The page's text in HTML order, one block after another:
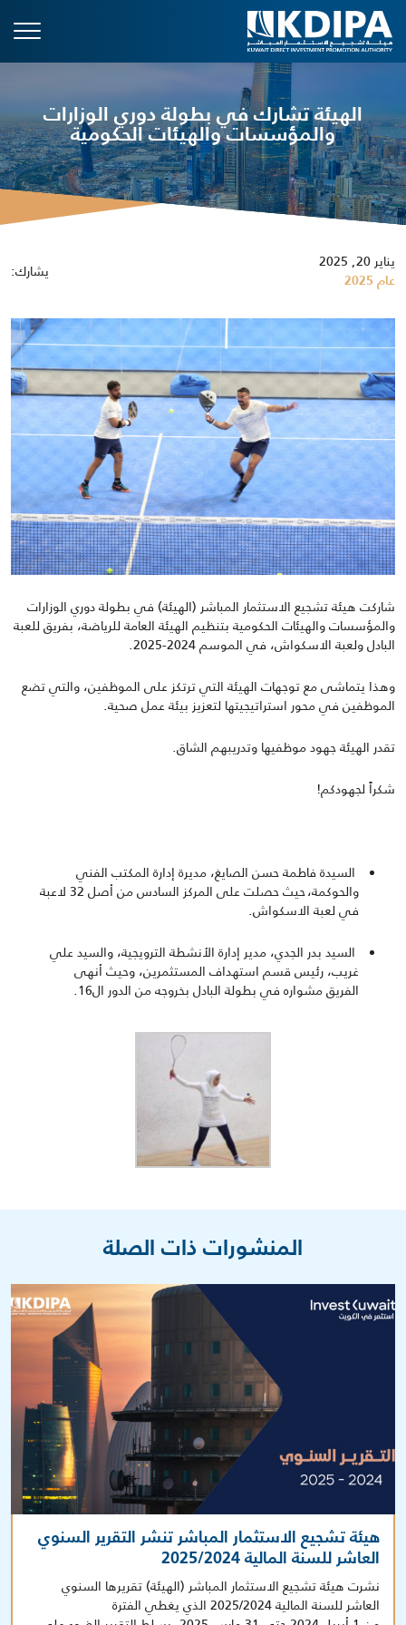
الهيئة تشارك في بطولة دوري الوزارات
والمؤسسات والهيئات الحكومية
يناير 20, 2025
عام 2025 يشارك:
شاركت هيئة تشجيع الاستثمار المباشر (الهيئة) في بطولة دوري الوزارات
والمؤسسات والهيئات الحكومية بتنظيم الهيئة العامة للرياضة، بفريق للعبة
البادل ولعبة الاسكواش، في الموسم2024-2025.
وهذا يتماشى مع توجهات الهيئة التي ترتكز على الموظفين، والتي تضع
الموظفين في محور استراتيجيتها لتعزيز بيئة عمل صحية.
تقدر الهيئةجهودموظفيها وتدريبهم الشاق.
شكراً لجهودكم!
السيدة فاطمة حسن الصايغ، مديرة إدارة المكتب الفني
والحوكمة، حيث حصلت على المركز السادس من أصل 32 لاعبة
في لعبة الاسكواش.
السيد بدر الجدي، مدير إدارة الأنشطة الترويجية، والسيد علي
غريب، رئيس قسم استهداف المستثمرين، وحيث أنهى
الفريق مشواره في بطولة البادل بخروجه من الدور ال16.
المنشورات ذات الصلة
هيئة تشجيع الاستثمار المباشر تنشر التقرير السنوي
العاشر للسنة المالية 2025/2024
نشرت هيئة تشجيع الاستثمار المباشر (الهيئة) تقريرها السنوي
العاشر للسنة المالية 2025/2024 الذي يغطي الفترة